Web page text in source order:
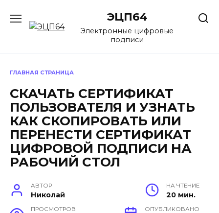
содержанию
ЭЦП64
Электронные цифровые
подписи
ГЛАВНАЯ СТРАНИЦА
СКАЧАТЬ СЕРТИФИКАТ
ПОЛЬЗОВАТЕЛЯ И УЗНАТЬ
КАК СКОПИРОВАТЬ ИЛИ
ПЕРЕНЕСТИ СЕРТИФИКАТ
ЦИФРОВОЙ ПОДПИСИ НА
РАБОЧИЙ СТОЛ
АВТОР
Николай
НА ЧТЕНИЕ
20 мин.
ПРОСМОТРОВ ОПУБЛИКОВАНО